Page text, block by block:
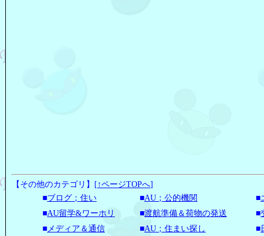
【その他のカテゴリ】 [ ↑ページTOPへ]
■ブログ；住い ■AU；公的機関 ■
■AU留学&ワーホリ ■渡航準備＆荷物の発送 ■
■メディア＆通信 ■AU；住まい探し ■